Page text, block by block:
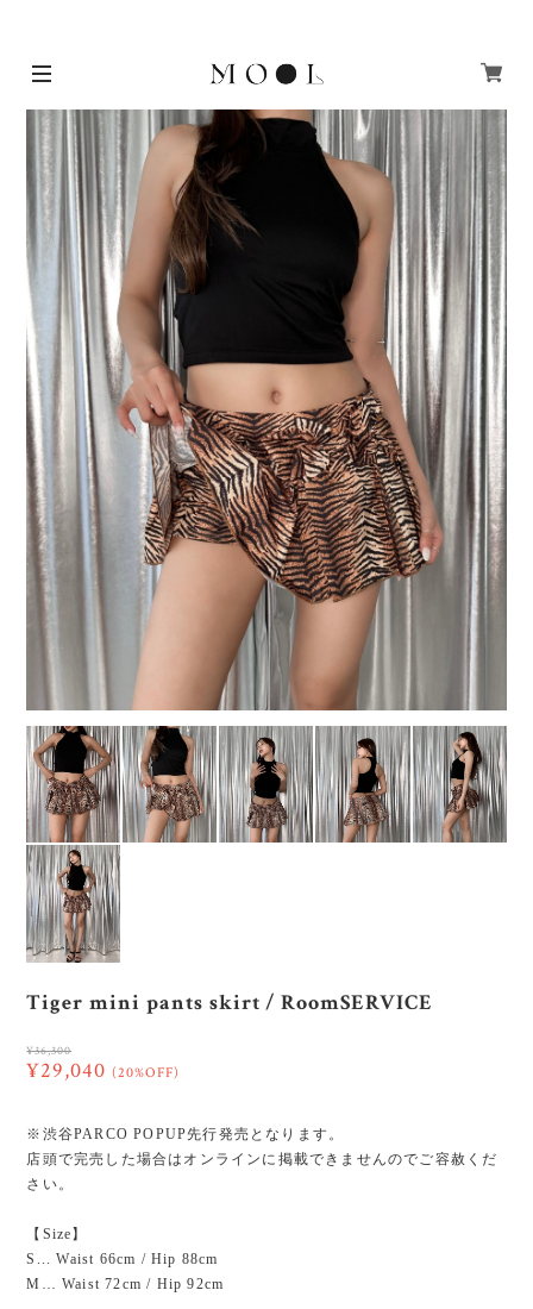
Tiger mini pants skirt / RoomSERVICE
¥36,300
¥29,040 (20%OFF)
※渋谷PARCO POPUP先行発売となります。
店頭で完売した場合はオンラインに掲載できませんのでご容赦くだ
さい。
【Size】
S... Waist 66cm / Hip 88cm
M… Waist 72cm / Hip 92cm